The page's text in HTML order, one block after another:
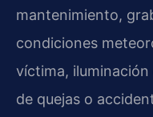
mantenimiento,
condiciones
víctima,
de quejas o